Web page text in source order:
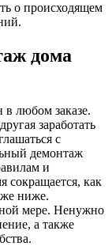
о происходящем
дома
любом заказе.
заработать
с
демонтаж
и
сокращается, как
ниже.
мере. Ненужно
а также